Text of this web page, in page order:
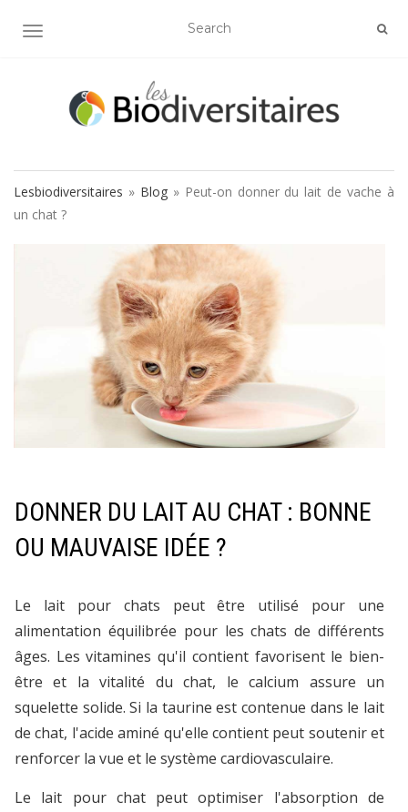
AFFICHER/MASQUER LA NAVIGATION
Lesbiodiversitaires » Blog» Peut-on donner du lait de vache à
un chat ?
DONNER DU LAIT AU CHAT : BONNE
OU MAUVAISE IDÉE ?
Le lait pour chats peut être utilisé pour une
alimentation équilibrée pour les chats de différents
âges. Les vitamines qu'il contient favorisent le bien-
être et la vitalité du chat, le calcium assure un
squelette solide. Si la taurine est contenue dans le lait
de chat, l'acide aminé qu'elle contient peut soutenir et
renforcer la vue et le système cardiovasculaire.
Le lait pour chat peut optimiser l'absorption de